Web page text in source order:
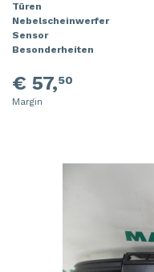
Türen
Nebelscheinwerfer
Sensor
Besonderheiten
€ 57,50
Margin